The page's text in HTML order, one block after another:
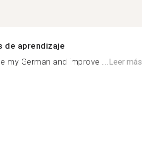
de aprendizaje
my German and improve ... Leer más